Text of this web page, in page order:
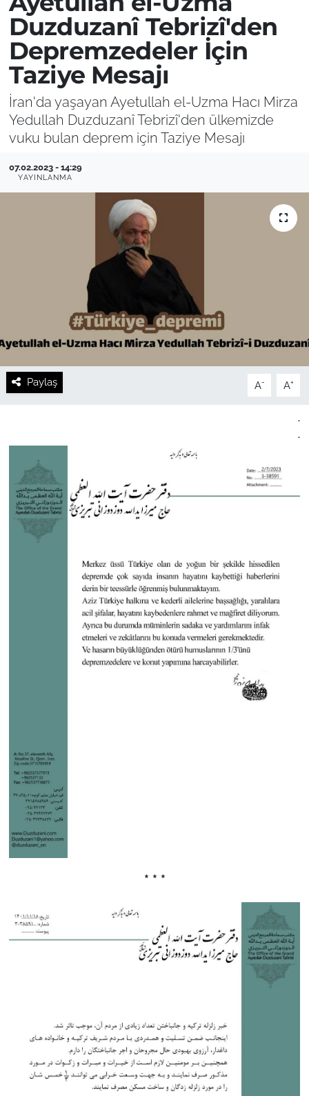
Duzduzanî Tebrizî'den
Depremzedeler İçin
Taziye Mesajı
İran'da yaşayan Ayetullah el-Uzma Hacı Mirza
Yedullah Duzduzanî Tebrizî'den ülkemizde
vuku bulan deprem için Taziye Mesajı
07.02.2023 - 14:29
YAYINLANMA
Paylaş A- A+
.
.
* * *